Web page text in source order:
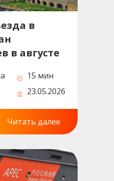
в
в августе
15 мин
23.05.2026
Читать далее